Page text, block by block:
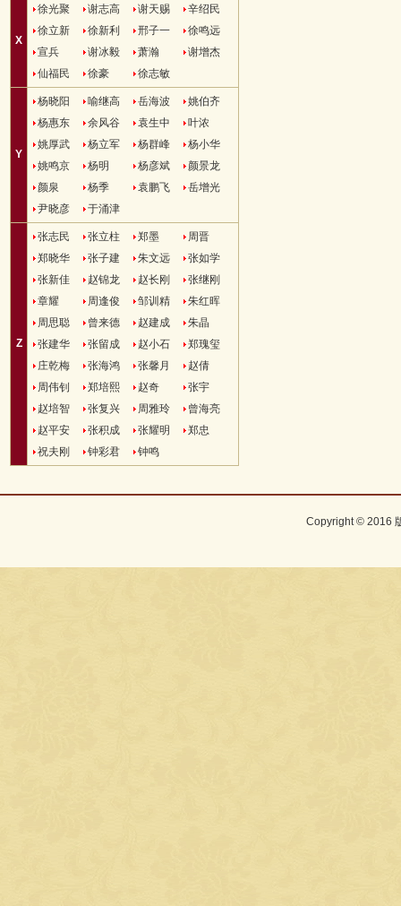
X
徐光聚 谢志高 谢天赐
辛绍民
徐立新
徐新利 邢子一
徐鸣远
宣兵
谢冰毅 萧瀚
谢增杰
仙福民
徐豪 徐志敏
Y
杨晓阳 喻继高 岳海波
姚伯齐
杨惠东
余风谷 袁生中
叶浓
姚厚武
杨立军 杨群峰
杨小华
姚鸣京
杨明 杨彦斌
颜景龙
颜泉
杨季 袁鹏飞
岳增光
尹晓彦
于涌津
Z
张志民 张立柱 郑墨
周晋
郑晓华
张子建 朱文远
张如学
张新佳
赵锦龙 赵长刚
张继刚
章耀
周逢俊 邹训精
朱红晖
周思聪
曾来德 赵建成
朱晶
张建华
张留成 赵小石
郑瑰玺
庄乾梅
张海鸿 张馨月
赵倩
周伟钊
郑培熙 赵奇
张宇
赵培智
张复兴 周雅玲
曾海亮
赵平安
张积成 张耀明
郑忠
祝夫刚
钟彩君 钟鸣
Copyright © 2016